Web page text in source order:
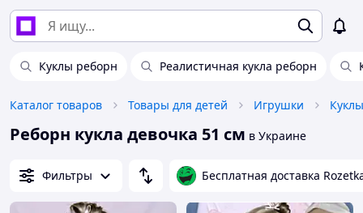
Куклы реборн Реалистичная кукла реборн
Каталог товаров Товары для детей Игрушки
Реборн кукла девочка 51 см в Украине
Фильтры Бесплатная доставка